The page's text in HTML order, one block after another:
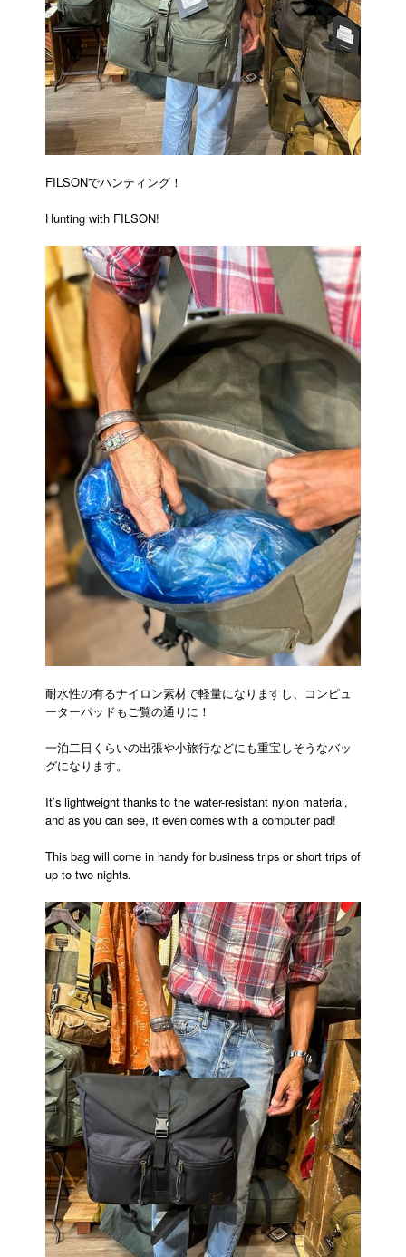
FILSONでハンティング！
Hunting with FILSON!
耐水性の有るナイロン素材で軽量になりますし、コンピュ
ーターパッドもご覧の通りに！
一泊二日くらいの出張や小旅行などにも重宝しそうなバッ
グになります。
It’s lightweight thanks to the water-resistant nylon material,
and as you can see, it even comes with a computer pad!
This bag will come in handy for business trips or short trips of
up to two nights.